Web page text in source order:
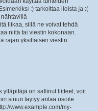
:) tarkoittaa iloista ja :(
nähtävillä
liikaa, sillä ne voivat tehdä
niitä tai viestin kokonaan.
rajan yksittäisen viestin
ylläpitäjä on sallinut liitteet, voit
sinun täytyy antaa osoite
www.example.com/my-